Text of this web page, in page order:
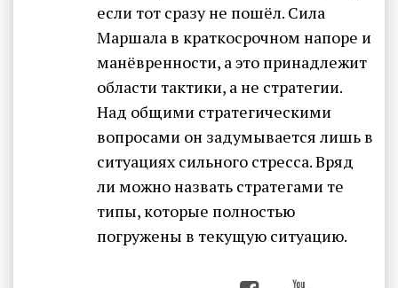
если тот сразу не пошёл. Сила
Маршала в краткосрочном напоре и
манёвренности, а это принадлежит
области тактики, а не стратегии.
Над общими стратегическими
вопросами он задумывается лишь в
ситуациях сильного стресса. Вряд
ли можно назвать стратегами те
типы, которые полностью
погружены в текущую ситуацию.